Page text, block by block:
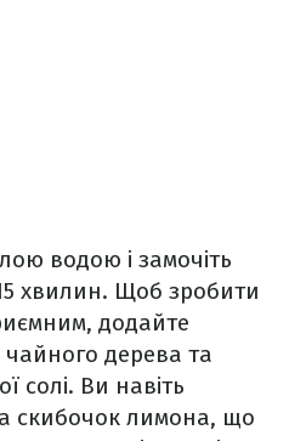
водою і замочіть
хвилин. Щоб зробити
додайте
чайного дерева та
солі. Ви навіть
скибочок лимона, що